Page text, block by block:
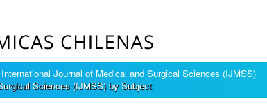
International Journal of Medical and Surgical Sciences (IJMSS)
Sciences (IJMSS) by Subject